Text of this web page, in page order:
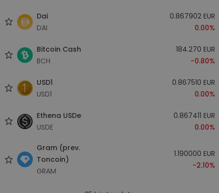
Dai
DAI
0.867902 EUR
0.00%
Bitcoin Cash
BCH
184.270 EUR
-0.80%
USD1
USD1
0.867510 EUR
0.00%
Ethena USDe
USDE
0.867411 EUR
0.00%
Gram (prev.
Toncoin)
GRAM
1.190000 EUR
-2.10%